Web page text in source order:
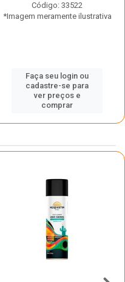
Código: 33522
*Imagem meramente ilustrativa
Faça seu login ou
cadastre-se para
ver preços e
comprar